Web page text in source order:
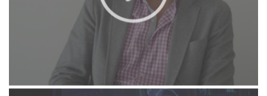
SI EL INTERNET HABLARA POR TELÉFONO: SEBASTIÁN
TONDA AT TEDXMEXICOCITY